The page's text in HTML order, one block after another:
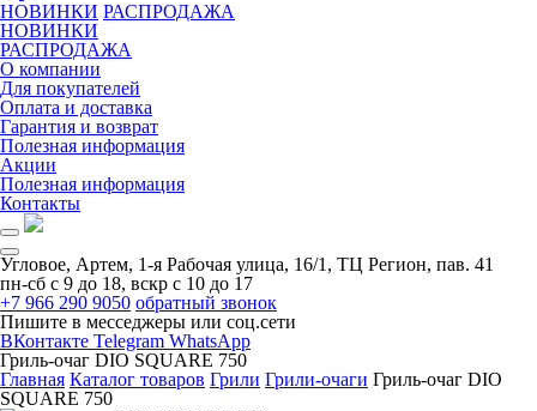
НОВИНКИ РАСПРОДАЖА
НОВИНКИ
РАСПРОДАЖА
О компании
Для покупателей
Оплата и доставка
Гарантия и возврат
Полезная информация
Акции
Полезная информация
Контакты
Угловое, Артем, ​1-я Рабочая улица, 16/1, ТЦ Регион, пав. 41
пн-сб с 9 до 18, вскр с 10 до 17
+7 966 290 9050 обратный звонок
Пишите в месседжеры или соц.сети
ВКонтакте Telegram WhatsApp
Гриль-очаг DIO SQUARE 750
Главная Каталог товаров Грили Грили-очаги Гриль-очаг DIO
SQUARE 750